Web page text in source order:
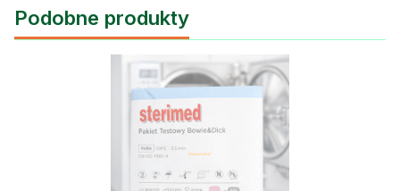
Podobne produkty